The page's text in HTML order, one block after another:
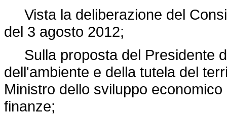
Vista la deliberazione del
del 3 agosto 2012;
Sulla proposta del Presidente
dell'ambiente e della tutela del
Ministro dello sviluppo
finanze;